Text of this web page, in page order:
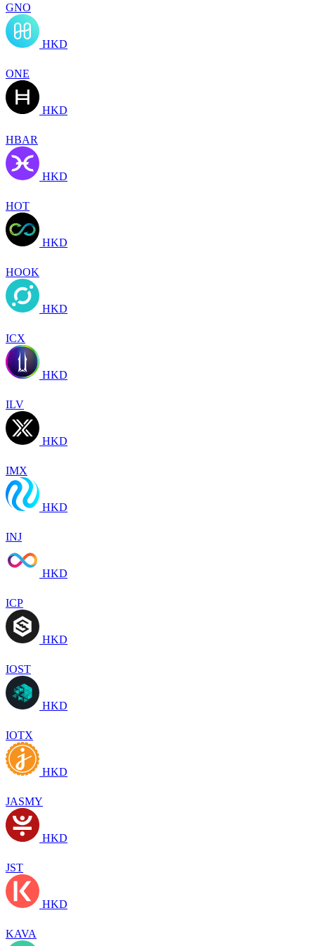
GNO
HKD
ONE
HKD
HBAR
HKD
HOT
HKD
HOOK
HKD
ICX
HKD
ILV
HKD
IMX
HKD
INJ
HKD
ICP
HKD
IOST
HKD
IOTX
HKD
JASMY
HKD
JST
HKD
KAVA